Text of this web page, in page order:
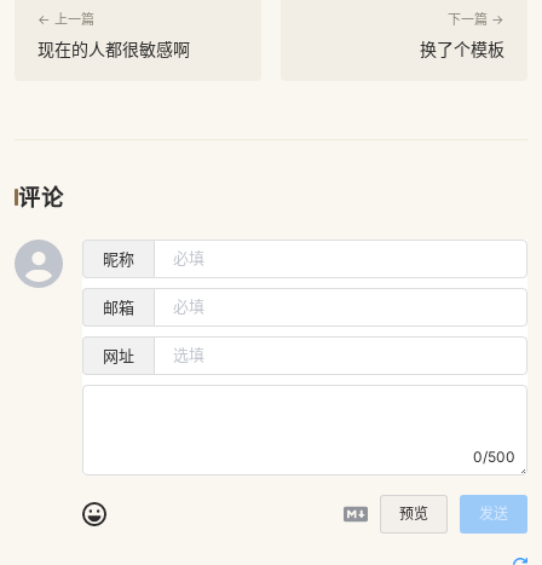
← 上一篇
现在的人都很敏感啊
下一篇 →
换了个模板
评论
昵称
邮箱
网址
0/500
预览 发送